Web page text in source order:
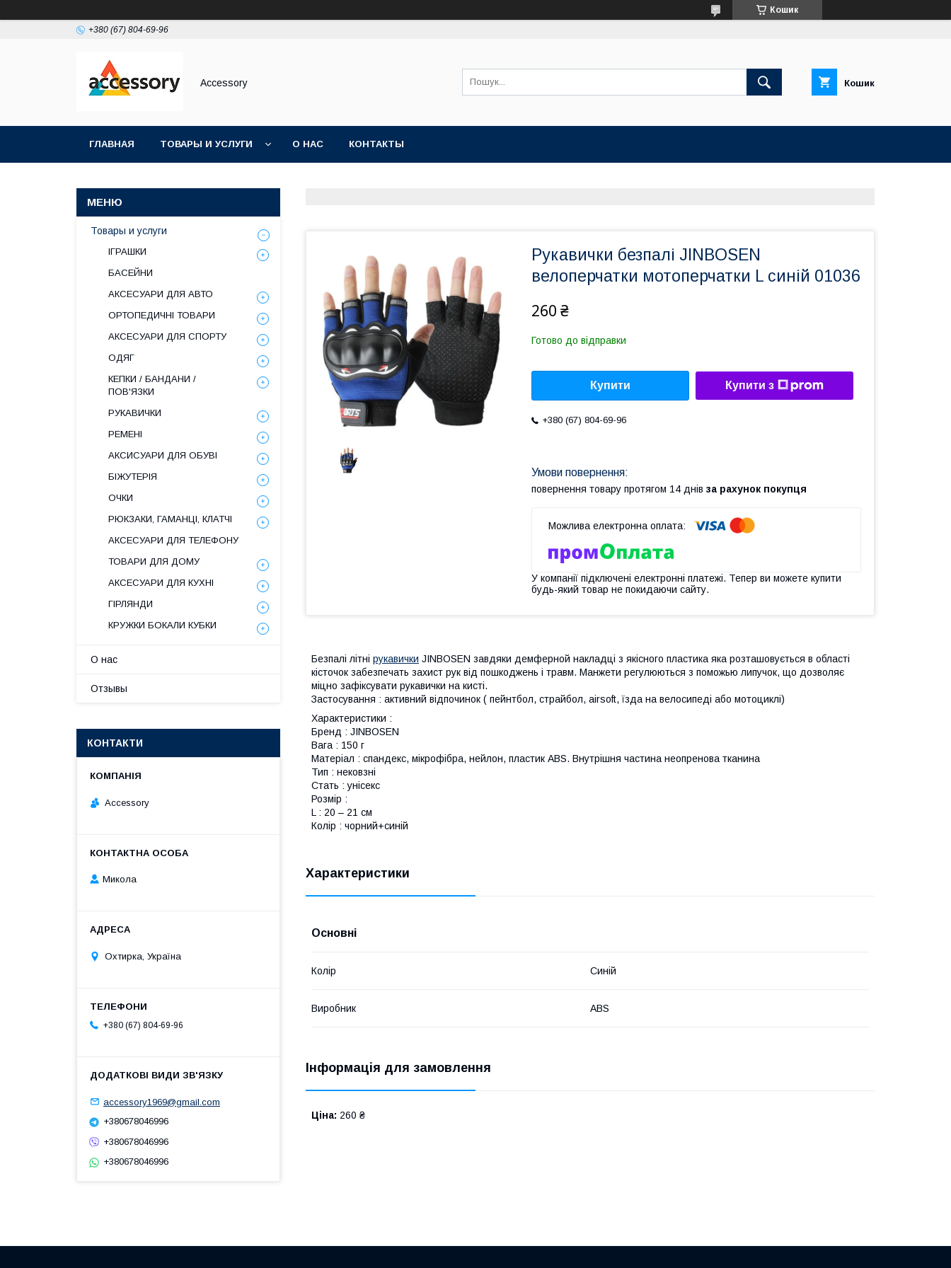
Кошик
+380 (67) 804-69-96
Accessory Кошик
ГЛАВНАЯ ТОВАРЫ И УСЛУГИ О НАС КОНТАКТЫ
Рукавички безпалі JINBOSEN
велоперчатки мотоперчатки L синій 01036
260 ₴
Готово до відправки
Купити Купити з
+380 (67) 804-69-96
повернення товару протягом 14 днів за рахунок покупця
У компанії підключені електронні платежі. Тепер ви можете купити
будь-який товар не покидаючи сайту.
Безпалі літні рукавички JINBOSEN завдяки демферной накладці з якісного пластика яка розташовується в області
кісточок забезпечать захист рук від пошкоджень і травм. Манжети регулюються з поможью липучок, що дозволяє
міцно зафіксувати рукавички на кисті.
Застосування : активний відпочинок ( пейнтбол, страйбол, airsoft, їзда на велосипеді або мотоциклі)
Характеристики :
Бренд : JINBOSEN
Вага : 150 г
Матеріал : спандекс, мікрофібра, нейлон, пластик ABS. Внутрішня частина неопренова тканина
Тип : нековзні
Стать : унісекс
Розмір :
L : 20 – 21 см
Колір : чорний+синій
Характеристики
Основні
Колір Синій
Виробник ABS
Інформація для замовлення
Ціна: 260 ₴
Товары и услуги
ІГРАШКИ
БАСЕЙНИ
АКСЕСУАРИ ДЛЯ АВТО
ОРТОПЕДИЧНІ ТОВАРИ
АКСЕСУАРИ ДЛЯ СПОРТУ
ОДЯГ
КЕПКИ / БАНДАНИ /
ПОВ'ЯЗКИ
РУКАВИЧКИ
РЕМЕНІ
АКСИСУАРИ ДЛЯ ОБУВІ
БІЖУТЕРІЯ
ОЧКИ
РЮКЗАКИ, ГАМАНЦІ, КЛАТЧІ
АКСЕСУАРИ ДЛЯ ТЕЛЕФОНУ
ТОВАРИ ДЛЯ ДОМУ
АКСЕСУАРИ ДЛЯ КУХНІ
ГІРЛЯНДИ
КРУЖКИ БОКАЛИ КУБКИ
О нас
Отзывы
КОНТАКТИ
Accessory
Микола
Охтирка, Україна
+380 (67) 804-69-96
accessory1969@gmail.com
+380678046996
+380678046996
+380678046996